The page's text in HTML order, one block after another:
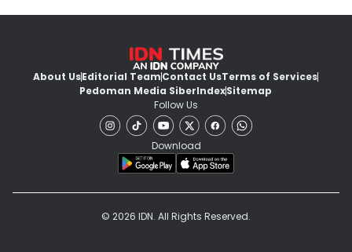
About UsEditorial TeamContact UsTerms of Services
Pedoman Media SiberIndexSitemap
Follow Us
Download
© 2026 IDN. All Rights Reserved.